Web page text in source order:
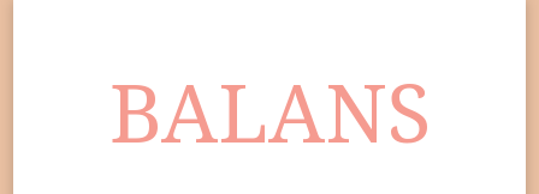
BALANS